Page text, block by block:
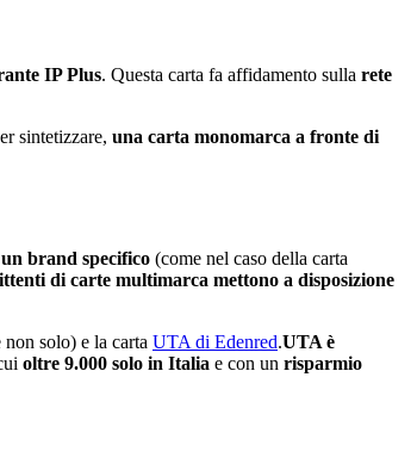
IP Plus. Questa carta fa affidamento sulla rete
sintetizzare, una carta monomarca a fronte di
brand specifico (come nel caso della carta
di carte multimarca mettono a disposizione
solo) e la carta UTA di Edenred.UTA è
oltre 9.000 solo in Italia e con un risparmio